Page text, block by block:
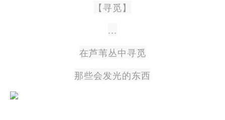
【寻觅】
...
在芦苇丛中寻觅
那些会发光的东西